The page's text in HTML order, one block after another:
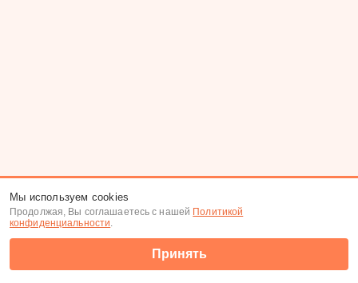
Мы используем cookies
Продолжая, Вы соглашаетесь с нашей Политикой
конфиденциальности.
Принять